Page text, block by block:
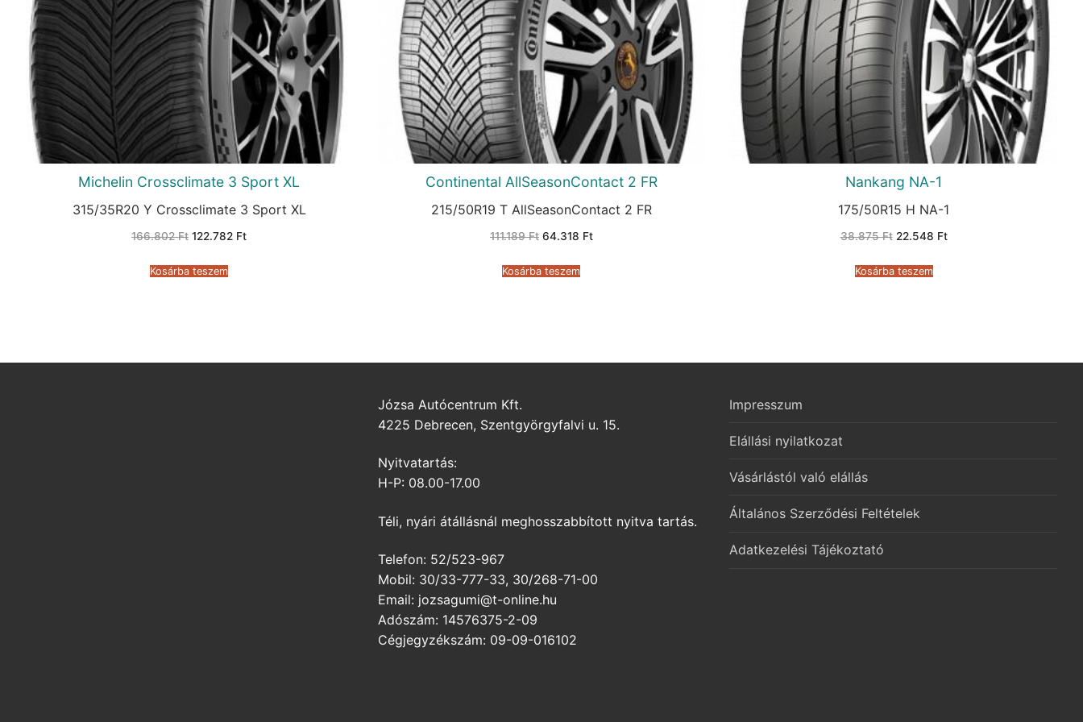
Michelin Crossclimate 3 Sport XL
315/35R20 Y Crossclimate 3 Sport XL
166.802Ft Original
166.802 Ft.
122.782 FtCurrent
Kosárba teszem
Continental AllSeasonContact 2 FR
215/50R19 T AllSeasonContact 2 FR
111.189Ft Original
111.189 Ft.
64.318 FtCurrent
Kosárba teszem
Nankang NA-1
175/50R15 H NA-1
38.875Ft Original
38.875 Ft.
22.548 FtCurrent
Kosárba teszem
Józsa Autócentrum Kft.
4225 Debrecen, Szentgyörgyfalvi u. 15.
Nyitvatartás:
H-P: 08.00-17.00
Téli, nyári átállásnál meghosszabbított nyitva tartás.
Telefon: 52/523-967
Mobil: 30/33-777-33, 30/268-71-00
Email: jozsagumi@t-online.hu
Adószám: 14576375-2-09
Cégjegyzékszám: 09-09-016102
Impresszum
Elállási nyilatkozat
Vásárlástól való elállás
Általános Szerződési Feltételek
Adatkezelési Tájékoztató